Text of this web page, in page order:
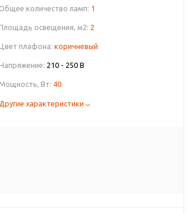
Общее количество ламп: 1
Площадь освещения, м2: 2
Цвет плафона: коричневый
Напряжение: 210 - 250 В
Мощность, Вт: 40
Другие характеристики